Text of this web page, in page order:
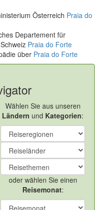
Österreich Praia do
Departement für
Praia do Forte
über Praia do Forte
Wählen Sie aus unseren
Ländern und Kategorien:
oder wählen Sie einen
Reisemonat: